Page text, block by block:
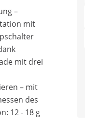
–
mit
mit drei
– mit
des
12 - 18 g